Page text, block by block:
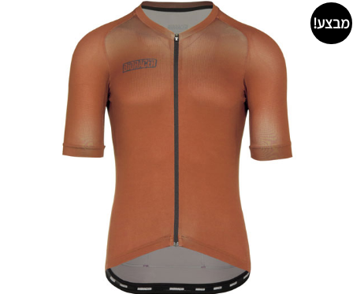
מבצע!